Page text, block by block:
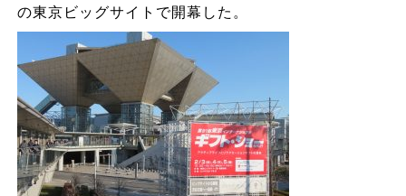
の東京ビッグサイトで開幕した。